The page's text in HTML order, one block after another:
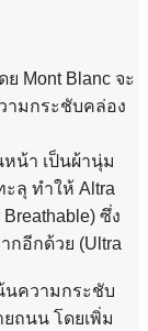
Mont Blanc จะ
ามกระชับคล่อง
น้า เป็นผ้านุ่ม
ลุ ทำให้ Altra
ซึ่ง
กอีกด้วย (Ultra
นความกระชับ
ยถนน โดยเพิ่ม